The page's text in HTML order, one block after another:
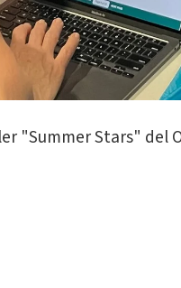
"Summer Stars" del